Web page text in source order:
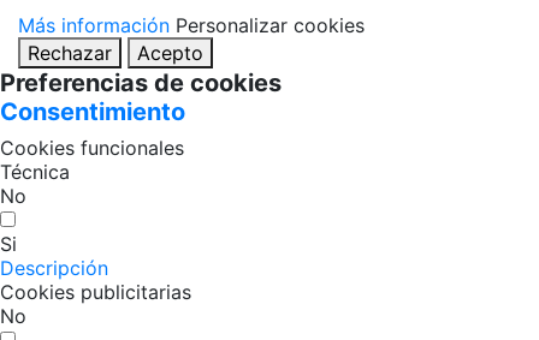
Más información Personalizar cookies
Rechazar
Acepto
Preferencias de cookies
Consentimiento
Cookies funcionales
Técnica
No
Si
Descripción
Cookies publicitarias
No